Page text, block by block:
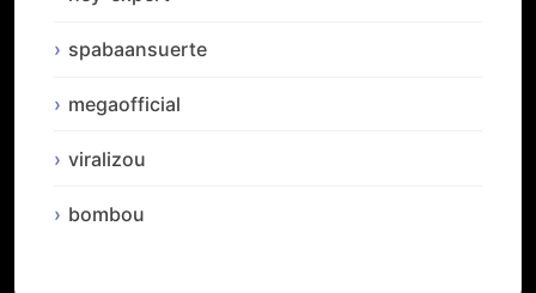
spabaansuerte
megaofficial
viralizou
bombou